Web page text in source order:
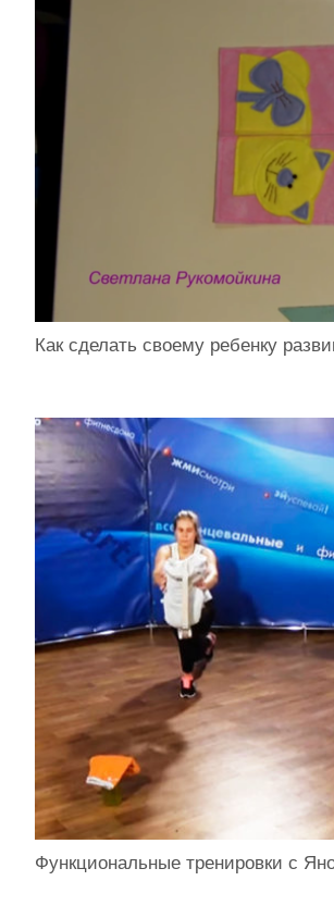
Как сделать своему ребенку
Функциональные тренировки с